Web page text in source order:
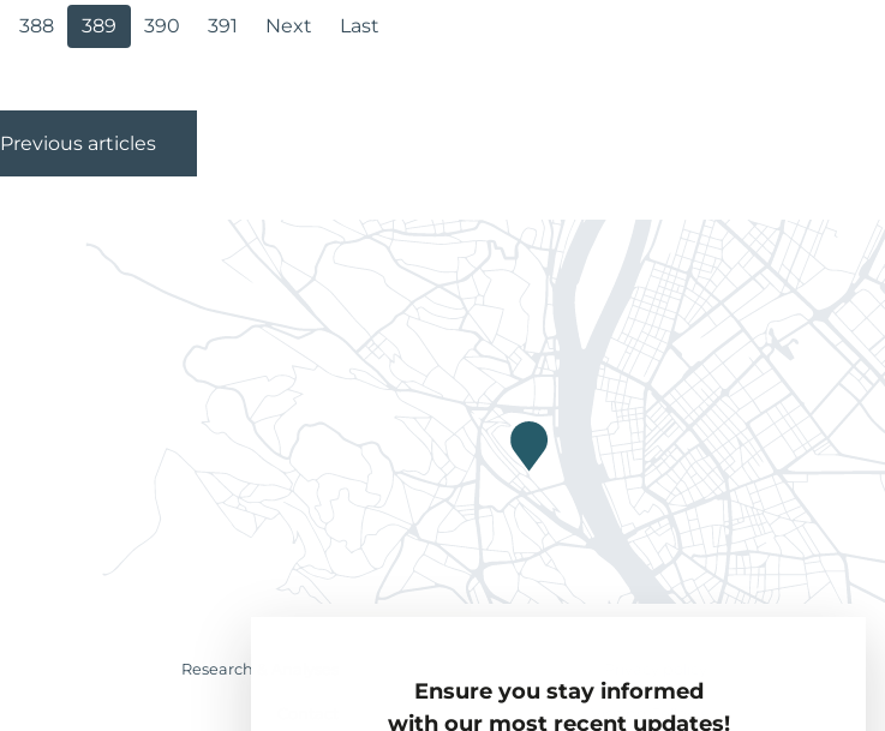
Ensure you stay informed
with our most recent updates!
388 389 390 391 Next Last
Previous articles
Research & Analyses
Visiting Fellows